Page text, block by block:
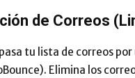
de Correos
tu lista de correos
Elimina los